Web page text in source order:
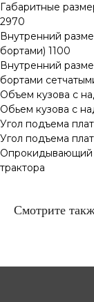
Габаритные
2970
Внутренний
бортами) 1100
Внутренний
бортами
Объем кузова с
Обьем кузова с
Угол подъема
Угол подъема
Опрокидывающий
трактора
Смотрите